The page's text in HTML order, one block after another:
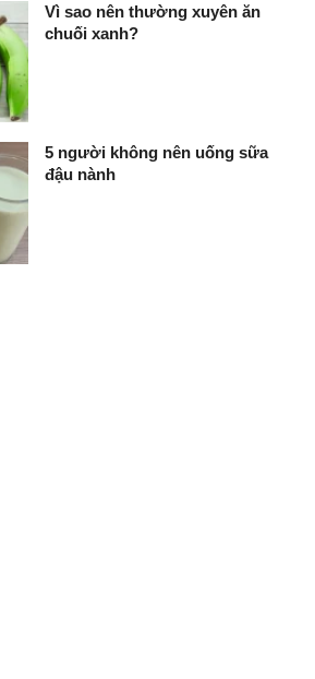
Vì sao nên thường xuyên ăn
chuối xanh?
5 người không nên uống sữa
đậu nành